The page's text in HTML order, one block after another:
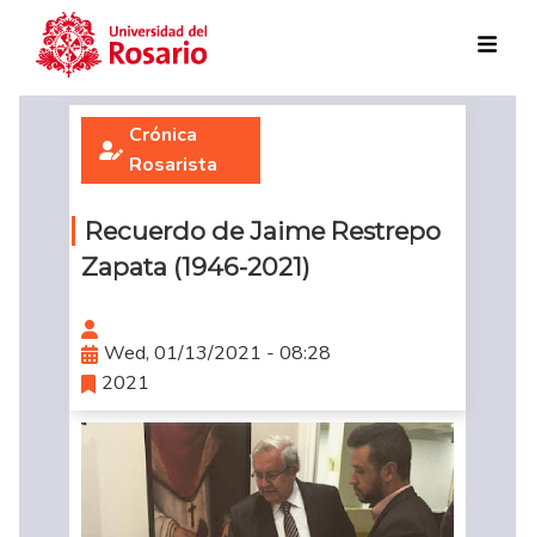
Skip to main content
Crónica
Rosarista
Recuerdo de Jaime Restrepo
Zapata (1946-2021)
Wed, 01/13/2021 - 08:28
2021